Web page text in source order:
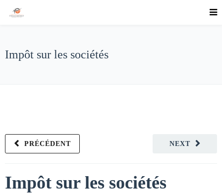
Impôt sur les sociétés
NEXT
PRÉCÉDENT
Impôt sur les sociétés